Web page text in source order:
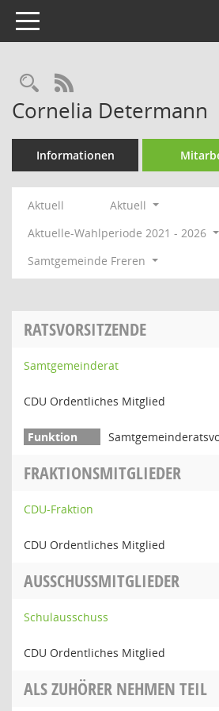
Toggle navigation
Rechercheauswahl
RSS-Feed
Cornelia Determann
Informationen
Aktuell
Aktuell
Aktuelle-Wahlperiode 2021 - 2026
Samtgemeinde Freren
RATSVORSITZENDE
Samtgemeinderat
CDU Ordentliches Mitglied
FRAKTIONSMITGLIEDER
CDU-Fraktion
CDU Ordentliches Mitglied
AUSSCHUSSMITGLIEDER
Schulausschuss
CDU Ordentliches Mitglied
ALS ZUHÖRER NEHMEN TEIL